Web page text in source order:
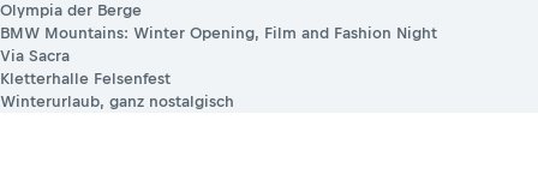
Olympia der Berge
BMW Mountains: Winter Opening, Film and Fashion Night
Via Sacra
Kletterhalle Felsenfest
Winterurlaub, ganz nostalgisch